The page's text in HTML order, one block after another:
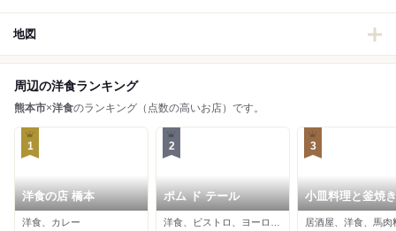
地図
周辺の洋食ランキング
熊本市×洋食のランキング（点数の高いお店）です。
1
洋食の店 橋本
洋食、カレー
2
ポム ド テール
3
小皿料理と釜焼き
KAMANO
居酒屋、洋食、馬肉